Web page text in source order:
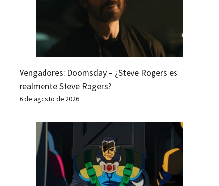
Vengadores: Doomsday – ¿Steve Rogers es
realmente Steve Rogers?
6 de agosto de 2026